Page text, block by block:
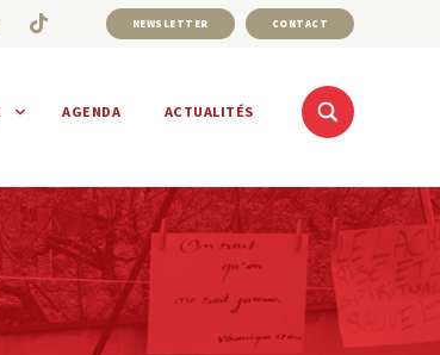
NEWSLETTER CONTACT
AGENDA ACTUALITÉS